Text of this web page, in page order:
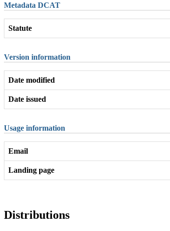
Metadata DCAT
Statute
Version information
Date modified
Date issued
Usage information
Email
Landing page
Distributions